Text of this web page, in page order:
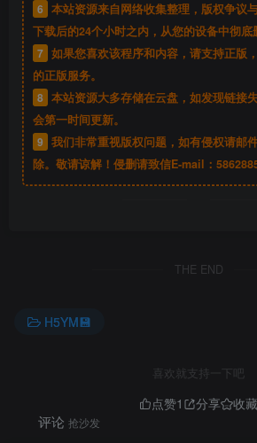
6 本站资源来自网络收集整理，版权争议
下载后的24个小时之内，从您的设备中彻底
7 如果您喜欢该程序和内容，请支持正版
的正版服务。
8 本站资源大多存储在云盘，如发现链接
会第一时间更新。
9 我们非常重视版权问题，如有侵权请邮
除。敬请谅解！侵删请致信E-mail：
THE END
H5YM💾
喜欢就支持一下吧
点赞1 分享 收藏
评论 抢沙发